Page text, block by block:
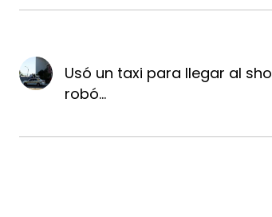
Usó un taxi para llegar al
robó...